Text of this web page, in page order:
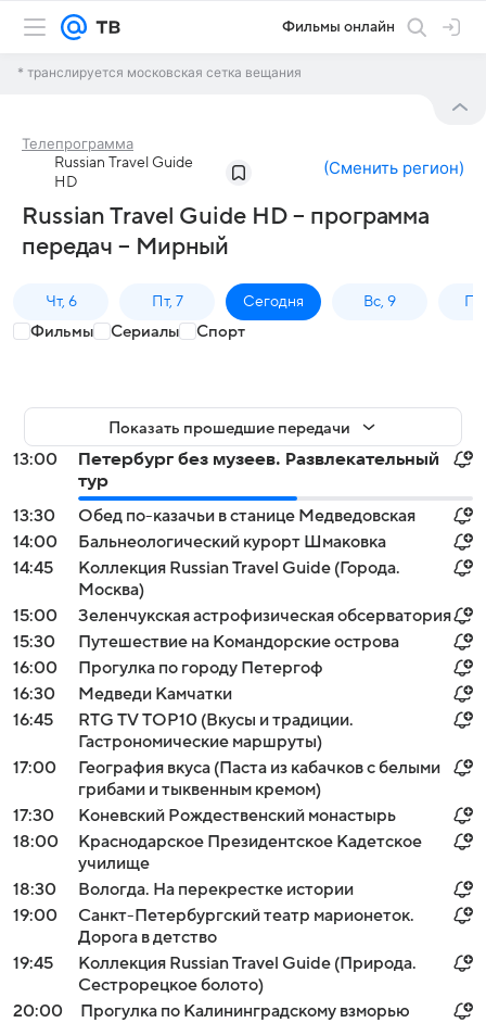
Фильмы онлайн
* транслируется московская сетка вещания
Телепрограмма
Russian Travel Guide
HD
(Сменить регион)
Russian Travel Guide HD – программа
передач – Мирный
Чт, 6 Пт, 7 Сегодня Вс, 9
Фильмы Сериалы Спорт
Показать прошедшие передачи
13:00
Петербург без музеев. Развлекательный
тур
13:30
Обед по-казачьи в станице Медведовская
14:00
Бальнеологический курорт Шмаковка
14:45
Коллекция Russian Travel Guide (Города.
Москва)
15:00
Зеленчукская астрофизическая обсерватория
15:30
Путешествие на Командорские острова
16:00
Прогулка по городу Петергоф
16:30
Медведи Камчатки
16:45
RTG TV TOP10 (Вкусы и традиции.
Гастрономические маршруты)
17:00
География вкуса (Паста из кабачков с белыми
грибами и тыквенным кремом)
17:30
Коневский Рождественский монастырь
18:00
Краснодарское Президентское Кадетское
училище
18:30
Вологда. На перекрестке истории
19:00
Санкт-Петербургский театр марионеток.
Дорога в детство
19:45
Коллекция Russian Travel Guide (Природа.
Сестрорецкое болото)
20:00
Прогулка по Калининградскому взморью